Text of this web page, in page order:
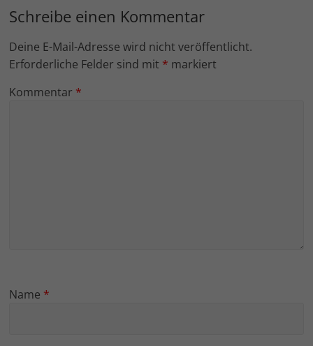
Schreibe einen Kommentar
Deine E-Mail-Adresse wird nicht veröffentlicht.
Erforderliche Felder sind mit * markiert
Kommentar *
Name *